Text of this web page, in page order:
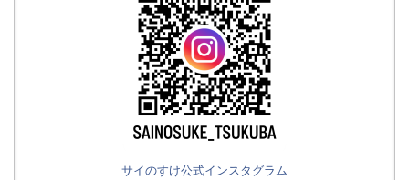
サイのすけ公式インスタグラム